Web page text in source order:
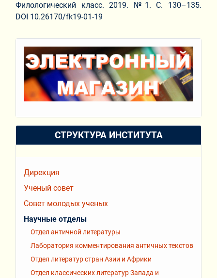
Филологический класс. 2019. №1. С. 130–135.
DOI 10.26170/fk19-01-19
СТРУКТУРА ИНСТИТУТА
Дирекция
Ученый совет
Совет молодых ученых
Научные отделы
Отдел античной литературы
Лаборатория комментирования античных текстов
Отдел литератур стран Азии и Африки
Отдел классических литератур Запада и